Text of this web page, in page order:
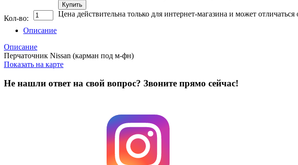
Кол-во:
Купить
Цена действительна только для интернет-магазина и может
Описание
Описание
Перчаточник Nissan (карман под м-фн)
Показать на карте
Не нашли ответ на свой вопрос? Звоните прямо сейчас!